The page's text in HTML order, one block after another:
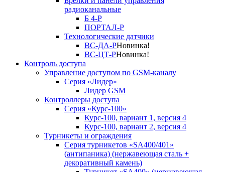
радиоканальные
Б 4-Р
ПОРТАЛ-Р
Технологические датчики
ВС-ДА-РНовинка!
ВС-ЦТ-РНовинка!
Контроль доступа
Управление доступом по GSM-каналу
Серия «Лидер»
Лидер GSM
Контроллеры доступа
Серия «Курс-100»
Курс-100, вариант 1, версия 4
Курс-100, вариант 2, версия 4
Турникеты и ограждения
Серия турникетов «SA400/401»
(антипаника) (нержавеющая сталь +
декоративный камень)